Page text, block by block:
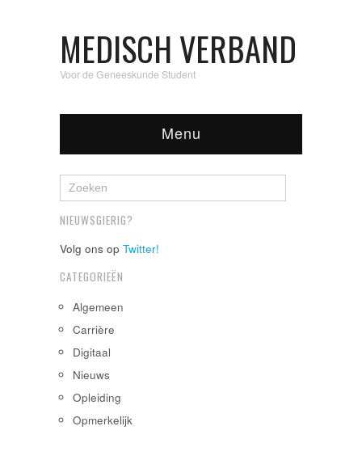
MEDISCH VERBAND
Voor de Geneeskunde Student
Menu
NIEUWSGIERIG?
Volg ons op Twitter!
CATEGORIEËN
Algemeen
Carrière
Digitaal
Nieuws
Opleiding
Opmerkelijk